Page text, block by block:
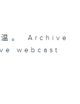
温。 Archive
webcast